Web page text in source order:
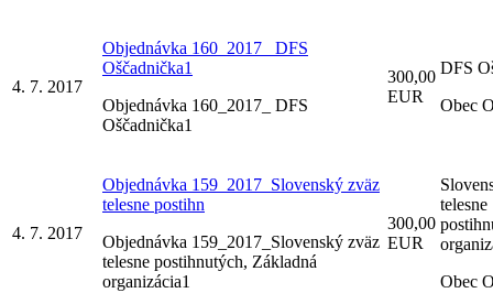
4. 7. 2017
Objednávka 160_2017_ DFS
Oščadnička1
Objednávka 160_2017_ DFS
Oščadnička1
300,00
EUR
DFS
Obec
4. 7. 2017
Objednávka 159_2017_Slovenský zväz
telesne postihn
Objednávka 159_2017_Slovenský zväz
telesne postihnutých, Základná
organizácia1
300,00
EUR
telesne
Obec